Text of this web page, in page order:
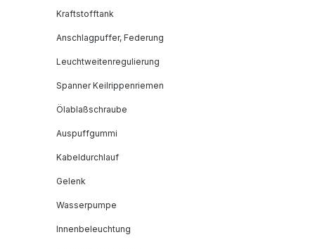
Kraftstofftank
Anschlagpuffer, Federung
Leuchtweitenregulierung
Spanner Keilrippenriemen
Ölablaßschraube
Auspuffgummi
Kabeldurchlauf
Gelenk
Wasserpumpe
Innenbeleuchtung